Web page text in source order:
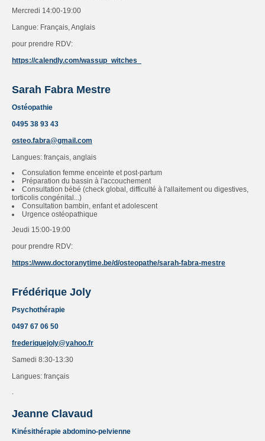
Mercredi 14:00-19:00
Langue: Français, Anglais
pour prendre RDV:
https://calendly.com/wassup_witches_
Sarah Fabra Mestre
Ostéopathie
0495 38 93 43
osteo.fabra@gmail.com
Langues: français, anglais
Consulation femme enceinte et post-partum
Préparation du bassin à l'accouchement
Consultation bébé (check global, difficulté à l'allaitement ou digestives,
torticolis congénital...)
Consultation bambin, enfant et adolescent
Urgence ostéopathique
Jeudi 15:00-19:00
pour prendre RDV:
https://www.doctoranytime.be/d/osteopathe/sarah-fabra-mestre
Frédérique Joly
Psychothérapie
0497 67 06 50
frederiquejoly@yahoo.fr
Samedi 8:30-13:30
Langues: français
Jeanne Clavaud
Kinésithérapie abdomino-pelvienne